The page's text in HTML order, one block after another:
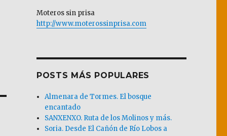
Moteros sin prisa
http://www.moterossinprisa.com
POSTS MÁS POPULARES
Almenara de Tormes. El bosque
encantado
SANXENXO. Ruta de los Molinos y más.
Soria. Desde El Cañón de Río Lobos a